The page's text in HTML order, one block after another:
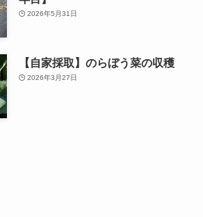
2026年5月31日